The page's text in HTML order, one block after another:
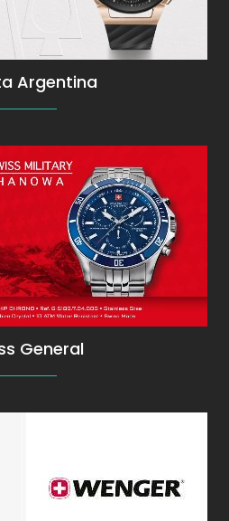
Argentina
con Garantía de Swiss
en Argentina
General
garantía de Wenger